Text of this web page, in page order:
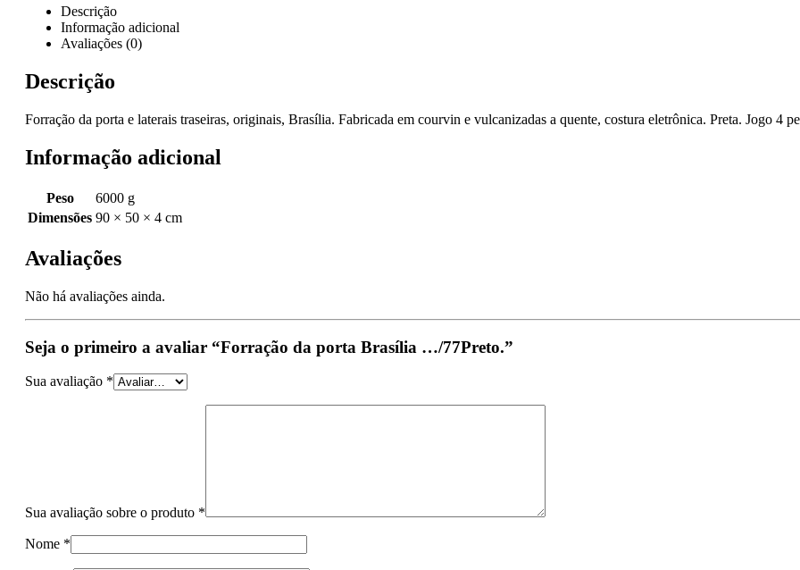
Descrição
Informação adicional
Avaliações (0)
Descrição
Forração da porta e laterais traseiras, originais, Brasília. Fabricada em courvin e vulcanizadas a quente, costura eletrônica. Preta. Jogo 4
Informação adicional
Peso
6000 g
Dimensões 90 × 50 × 4 cm
Avaliações
Não há avaliações ainda.
Seja o primeiro a avaliar “Forração da porta Brasília …/77Preto.”
Sua avaliação *
Sua avaliação sobre o produto *
Nome *